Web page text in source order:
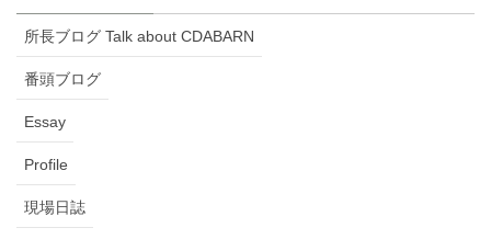
所長ブログ Talk about CDABARN
番頭ブログ
Essay
Profile
現場日誌